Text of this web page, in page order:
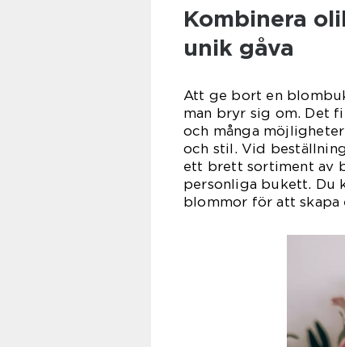
Kombinera
unik gåva
Att ge bort en
man bryr sig om. Det
och många
och stil. Vid
ett brett sortiment av
personliga bukett. Du
blommor för att skapa